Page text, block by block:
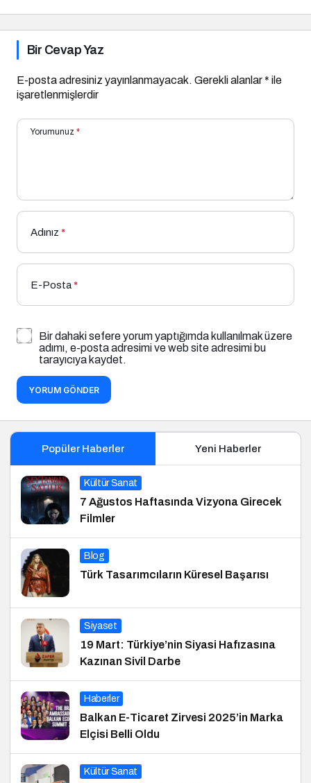
Bir Cevap Yaz
E-posta adresiniz yayınlanmayacak. Gerekli alanlar* ile
işaretlenmişlerdir
Yorumunuz *
Adınız *
E-Posta*
Bir dahaki sefere yorum yaptığımda kullanılmak üzere
adımı, e-posta adresimi ve web site adresimi bu
tarayıcıya kaydet.
YORUM GÖNDER
Popüler Haberler Yeni Haberler
Kültür Sanat
7 Ağustos Haftasında Vizyona Girecek
Filmler
Blog
Türk Tasarımcıların Küresel Başarısı
Siyaset
19 Mart: Türkiye’nin Siyasi Hafızasına
Kazınan Sivil Darbe
Haberler
Balkan E-Ticaret Zirvesi 2025’in Marka
Elçisi Belli Oldu
Kültür Sanat